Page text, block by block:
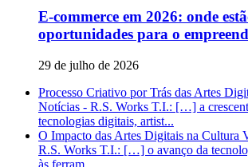
E-commerce em 2026: onde
oportunidades para o
29 de julho de 2026
Processo Criativo por Trás das Artes
Notícias - R.S. Works T.I.: […] a
tecnologias digitais, artist...
O Impacto das Artes Digitais na Cultura
R.S. Works T.I.: […] o avanço da
às ferram...